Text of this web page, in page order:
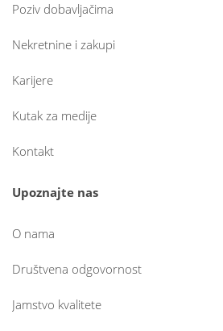
Poziv dobavljačima
Nekretnine i zakupi
Karijere
Kutak za medije
Kontakt
Upoznajte nas
O nama
Društvena odgovornost
Jamstvo kvalitete